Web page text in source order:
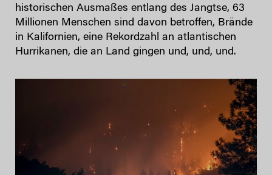
historischen Ausmaßes entlang des Jangtse, 63
Millionen Menschen sind davon betroffen, Brände
in Kalifornien, eine Rekordzahl an atlantischen
Hurrikanen, die an Land gingen und, und, und.